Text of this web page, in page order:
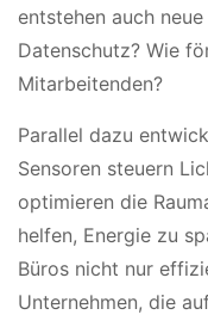
entstehen auch
Datenschutz? Wie
Mitarbeitenden?
Parallel dazu
Sensoren steuern
optimieren die
helfen, Energie zu
Büros nicht nur
Unternehmen, die